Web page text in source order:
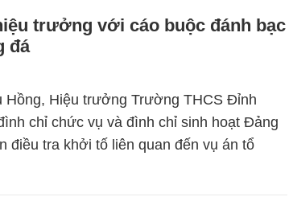
trưởng với cáo buộc đánh bạc
đá
Hồng, Hiệu trưởng Trường THCS Đỉnh
chỉ chức vụ và đình chỉ sinh hoạt Đảng
điều tra khởi tố liên quan đến vụ án tổ